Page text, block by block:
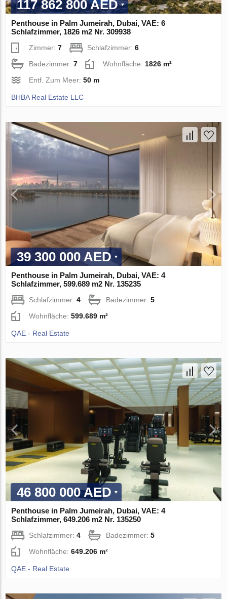
117 862 800 AED
Penthouse in Palm Jumeirah, Dubai, VAE: 6
Schlafzimmer, 1826 m2 Nr. 309938
Zimmer:7 Schlafzimmer:6
Badezimmer:7 Wohnfläche: 1826 m²
Entf. Zum Meer:50 m
BHBA Real Estate LLC
39 300 000 AED
Penthouse in Palm Jumeirah, Dubai, VAE: 4
Schlafzimmer, 599.689 m2 Nr. 135235
Schlafzimmer:4 Badezimmer:5
Wohnfläche:599.689 m²
QAE - Real Estate
46 800 000 AED
Penthouse in Palm Jumeirah, Dubai, VAE: 4
Schlafzimmer, 649.206 m2 Nr. 135250
Schlafzimmer:4 Badezimmer:5
Wohnfläche:649.206 m²
QAE - Real Estate